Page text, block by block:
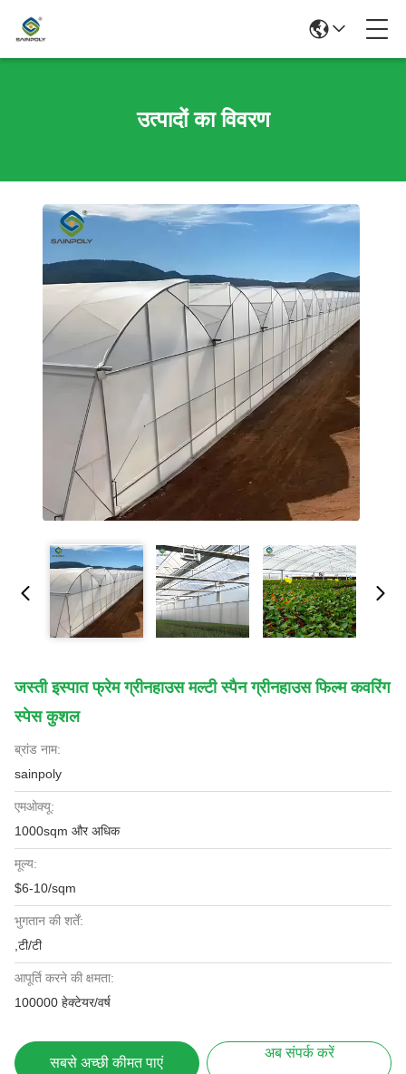
उत्पादों का विवरण
जस्ती इस्पात फ्रेम ग्रीनहाउस मल्टी स्पैन ग्रीनहाउस फिल्म कवरिंग
स्पेस कुशल
ब्रांड नाम:
sainpoly
एमओक्यू:
1000sqm और अधिक
मूल्य:
$6-10/sqm
भुगतान की शर्तें:
,टी/टी
आपूर्ति करने की क्षमता:
100000 हेक्टेयर/वर्ष
सबसे अच्छी कीमत पाएं
अब संपर्क करें